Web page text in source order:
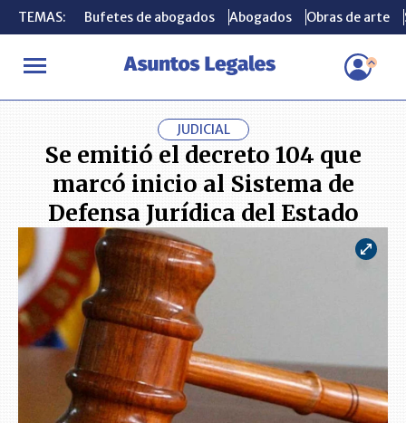
TEMAS: Bufetes de abogados Abogados Obras de arte
INICIO ACTUALIDAD Se emitió el decreto 104 que marcó inicio
TEMAS: Bufetes de abogados Abogados Obras de arte
JUDICIAL
Se emitió el decreto 104 que
marcó inicio al Sistema de
Defensa Jurídica del Estado